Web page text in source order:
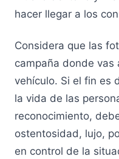
hacer llegar a los
Considera que las
campaña donde vas
vehículo. Si el fin es
la vida de las
reconocimiento,
ostentosidad, lujo,
en control de la